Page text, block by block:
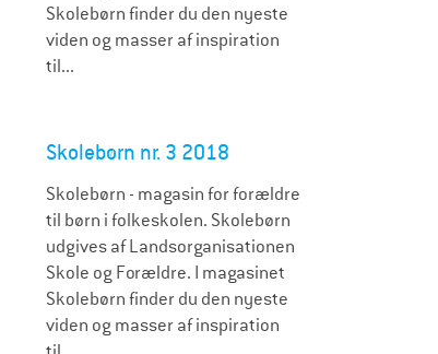
Skolebørn finder du den nyeste
viden og masser af inspiration
til...
Skolebørn nr. 3 2018
Skolebørn - magasin for forældre
til børn i folkeskolen. Skolebørn
udgives af Landsorganisationen
Skole og Forældre. I magasinet
Skolebørn finder du den nyeste
viden og masser af inspiration